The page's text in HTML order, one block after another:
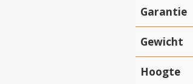
Garantie
Gewicht
Hoogte